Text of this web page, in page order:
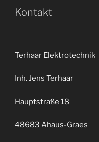
Kontakt
Terhaar Elektrotechnik
Inh. Jens Terhaar
Hauptstraße 18
48683 Ahaus-Graes